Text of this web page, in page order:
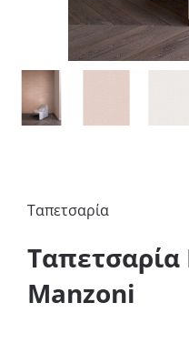
Ταπετσαρία
Manzoni